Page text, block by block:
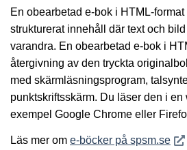
En obearbetad e-bok i HTML-
strukturerat innehåll där text och
varandra. En obearbetad e-bok i
återgivning av den tryckta
med skärmläsningsprogram,
punktskriftsskärm. Du läser den i en
exempel Google Chrome eller
Läs mer om e-böcker på spsm.se